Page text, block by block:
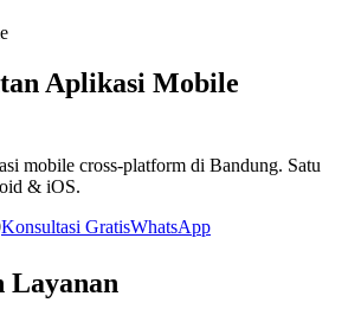
Aplikasi Mobile
mobile cross-platform di Bandung. Satu
& iOS.
Konsultasi GratisWhatsApp
Layanan